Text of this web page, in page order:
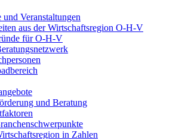
und Veranstaltungen
aus der Wirtschaftsregion O-H-V
für O-H-V
und Beratung
in Zahlen